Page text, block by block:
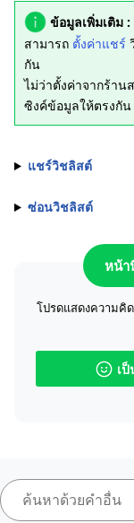
ข้อมูลเพิ่มเติม :
สามารถ ตั้งค่าแชร์
กัน
ไม่ว่าตั้งค่าจากร้าน
ซิงค์ข้อมูลให้ตรงกัน
แชร์วิชลิสต์
ซ่อนวิชลิสต์
หน้า
โปรดแสดงความคิ
เ